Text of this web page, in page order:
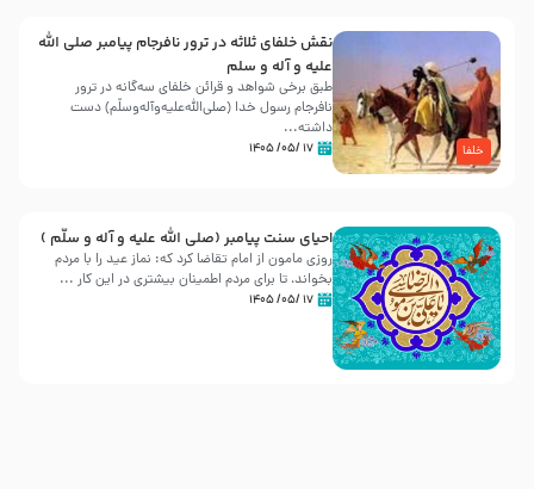
خلفا
نقش خلفای ثلاثه در ترور نافرجام پیامبر صلی الله
علیه و آله و سلم
طبق برخی شواهد و قرائن خلفای سه‌گانه در ترور
نافرجام رسول خدا (صلی‌الله‌علیه‌و‌آله‌وسلّم) دست
داشته‌...
۱۷ /۰۵/ ۱۴۰۵
احیای سنت پیامبر (صلی الله علیه و آله و سلّم )
روزی مامون از امام تقاضا کرد که: نماز عید را با مردم
بخواند، تا برای مردم اطمینان بیشتری در این کار ...
۱۷ /۰۵/ ۱۴۰۵